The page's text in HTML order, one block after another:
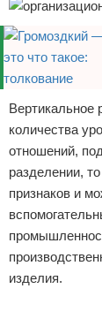
Вертикальное
количества
отношений,
разделении,
признаков и
изделия.